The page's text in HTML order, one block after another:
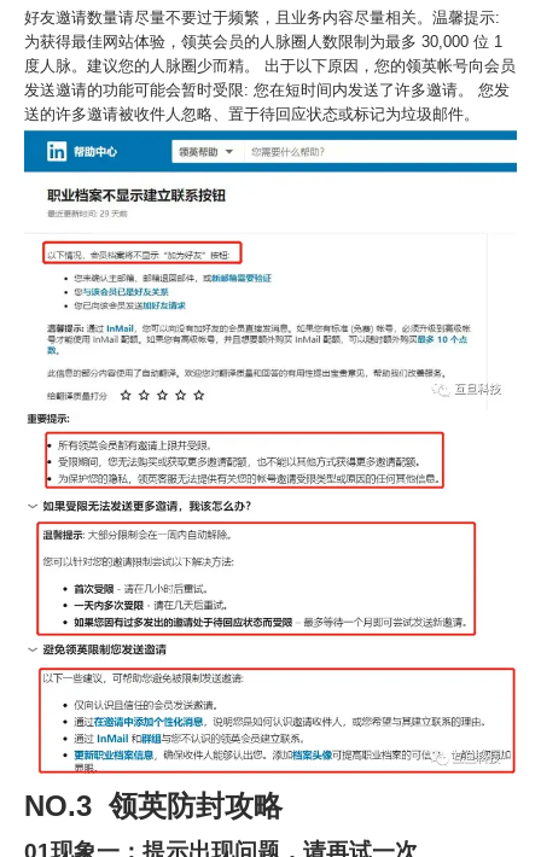
好友邀请数量请尽量不要过于频繁，且业务内容尽量相关。温馨提示:
为获得最佳网站体验，领英会员的人脉圈人数限制为最多 30,000 位 1
度人脉。建议您的人脉圈少而精。 出于以下原因，您的领英帐号向会员
发送邀请的功能可能会暂时受限: 您在短时间内发送了许多邀请。 您发
送的许多邀请被收件人忽略、置于待回应状态或标记为垃圾邮件。
NO.3 领英防封攻略
01现象一：提示出现问题，请再试一次